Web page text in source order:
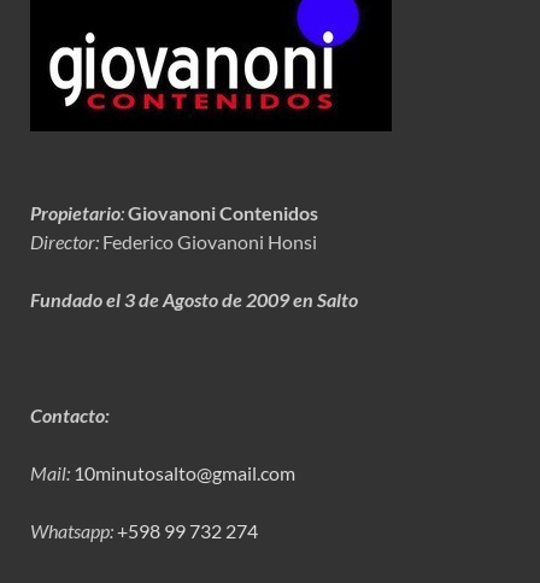
Propietario:Giovanoni Contenidos
Director: Federico Giovanoni Honsi
Fundado el 3 de Agosto de 2009 en Salto
Contacto:
Mail: 10minutosalto@gmail.com
Whatsapp:+598 99 732 274